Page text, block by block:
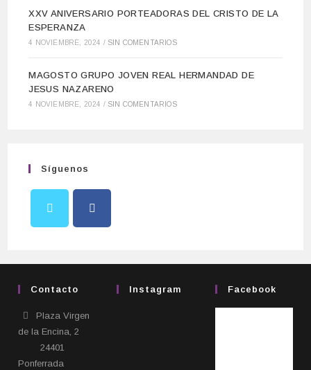
XXV ANIVERSARIO PORTEADORAS DEL CRISTO DE LA
ESPERANZA
4 NOVIEMBRE, 2024 / SIN COMENTARIOS
MAGOSTO GRUPO JOVEN REAL HERMANDAD DE
JESUS NAZARENO
4 NOVIEMBRE, 2024 / SIN COMENTARIOS
Síguenos
Contacto
Plaza Virgen
de la Encina, 2
24401
Ponferrada​
Instagram Facebook